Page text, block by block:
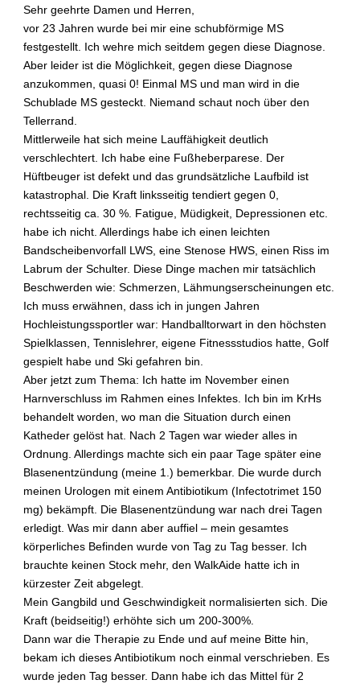
Sehr geehrte Damen und Herren,
vor 23 Jahren wurde bei mir eine schubförmige MS
festgestellt. Ich wehre mich seitdem gegen diese Diagnose.
Aber leider ist die Möglichkeit, gegen diese Diagnose
anzukommen, quasi 0! Einmal MS und man wird in die
Schublade MS gesteckt. Niemand schaut noch über den
Tellerrand.
Mittlerweile hat sich meine Lauffähigkeit deutlich
verschlechtert. Ich habe eine Fußheberparese. Der
Hüftbeuger ist defekt und das grundsätzliche Laufbild ist
katastrophal. Die Kraft linksseitig tendiert gegen 0,
rechtsseitig ca. 30 %. Fatigue, Müdigkeit, Depressionen etc.
habe ich nicht. Allerdings habe ich einen leichten
Bandscheibenvorfall LWS, eine Stenose HWS, einen Riss im
Labrum der Schulter. Diese Dinge machen mir tatsächlich
Beschwerden wie: Schmerzen, Lähmungserscheinungen etc.
Ich muss erwähnen, dass ich in jungen Jahren
Hochleistungssportler war: Handballtorwart in den höchsten
Spielklassen, Tennislehrer, eigene Fitnessstudios hatte, Golf
gespielt habe und Ski gefahren bin.
Aber jetzt zum Thema: Ich hatte im November einen
Harnverschluss im Rahmen eines Infektes. Ich bin im KrHs
behandelt worden, wo man die Situation durch einen
Katheder gelöst hat. Nach 2 Tagen war wieder alles in
Ordnung. Allerdings machte sich ein paar Tage später eine
Blasenentzündung (meine 1.) bemerkbar. Die wurde durch
meinen Urologen mit einem Antibiotikum (Infectotrimet 150
mg) bekämpft. Die Blasenentzündung war nach drei Tagen
erledigt. Was mir dann aber auffiel – mein gesamtes
körperliches Befinden wurde von Tag zu Tag besser. Ich
brauchte keinen Stock mehr, den WalkAide hatte ich in
kürzester Zeit abgelegt.
Mein Gangbild und Geschwindigkeit normalisierten sich. Die
Kraft (beidseitig!) erhöhte sich um 200-300%.
Dann war die Therapie zu Ende und auf meine Bitte hin,
bekam ich dieses Antibiotikum noch einmal verschrieben. Es
wurde jeden Tag besser. Dann habe ich das Mittel für 2
c
h
u
f
M
S
:
W
l
c
h
e
a
n
r
e
n
E
r
k
n
k
u
n
g
e
n
k
ö
n
n
e
n
h